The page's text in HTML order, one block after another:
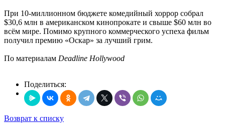
При 10-миллионном бюджете комедийный хоррор собрал
$30,6 млн в американском кинопрокате и свыше $60 млн во
всём мире. Помимо крупного коммерческого успеха фильм
получил премию «Оскар» за лучший грим.
По материалам Deadline Hollywood
Поделиться:
Возврат к списку